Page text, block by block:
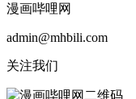
漫画哔哩网
admin@mhbili.com
关注我们